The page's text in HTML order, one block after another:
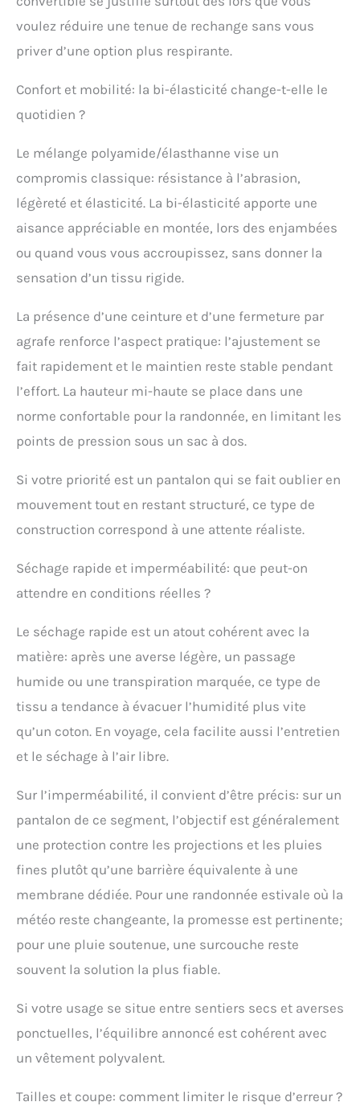
voulez réduire une tenue de rechange sans vous
priver d’une option plus respirante.
Confort et mobilité: la bi-élasticité change-t-elle le
quotidien ?
Le mélange polyamide/élasthanne vise un
compromis classique: résistance à l’abrasion,
légèreté et élasticité. La bi-élasticité apporte une
aisance appréciable en montée, lors des enjambées
ou quand vous vous accroupissez, sans donner la
sensation d’un tissu rigide.
La présence d’une ceinture et d’une fermeture par
agrafe renforce l’aspect pratique: l’ajustement se
fait rapidement et le maintien reste stable pendant
l’effort. La hauteur mi-haute se place dans une
norme confortable pour la randonnée, en limitant les
points de pression sous un sac à dos.
Si votre priorité est un pantalon qui se fait oublier en
mouvement tout en restant structuré, ce type de
construction correspond à une attente réaliste.
Séchage rapide et imperméabilité: que peut-on
attendre en conditions réelles ?
Le séchage rapide est un atout cohérent avec la
matière: après une averse légère, un passage
humide ou une transpiration marquée, ce type de
tissu a tendance à évacuer l’humidité plus vite
qu’un coton. En voyage, cela facilite aussi l’entretien
et le séchage à l’air libre.
Sur l’imperméabilité, il convient d’être précis: sur un
pantalon de ce segment, l’objectif est généralement
une protection contre les projections et les pluies
fines plutôt qu’une barrière équivalente à une
membrane dédiée. Pour une randonnée estivale où la
météo reste changeante, la promesse est pertinente;
pour une pluie soutenue, une surcouche reste
souvent la solution la plus fiable.
Si votre usage se situe entre sentiers secs et averses
ponctuelles, l’équilibre annoncé est cohérent avec
un vêtement polyvalent.
Tailles et coupe: comment limiter le risque d’erreur ?